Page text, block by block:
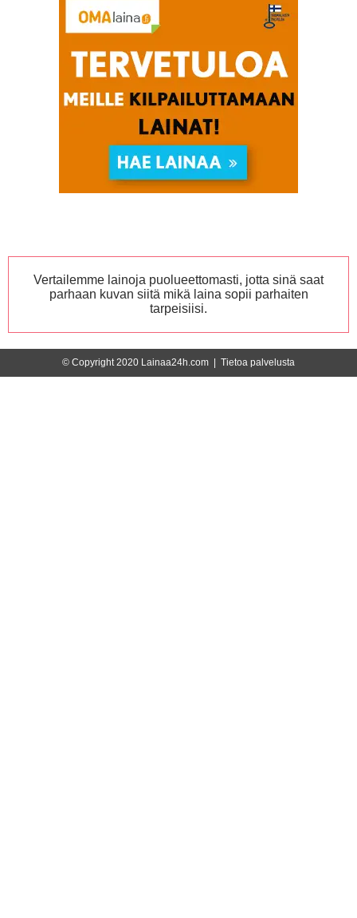
Vertailemme lainoja puolueettomasti, jotta sinä saat
parhaan kuvan siitä mikä laina sopii parhaiten
tarpeisiisi.
© Copyright 2020 Lainaa24h.com | Tietoa palvelusta